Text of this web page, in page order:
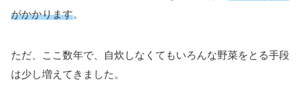
がかかります。
ただ、ここ数年で、自炊しなくてもいろんな野菜をとる手段
は少し増えてきました。